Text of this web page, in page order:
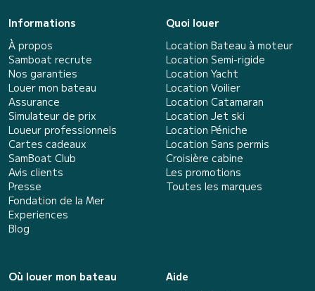
Informations
À propos
Samboat recrute
Nos garanties
Louer mon bateau
Assurance
Simulateur de prix
Loueur professionnels
Cartes cadeaux
SamBoat Club
Avis clients
Presse
Fondation de la Mer
Experiences
Blog
Quoi louer
Location Bateau à moteur
Location Semi-rigide
Location Yacht
Location Voilier
Location Catamaran
Location Jet ski
Location Péniche
Location Sans permis
Croisière cabine
Les promotions
Toutes les marques
Où louer mon bateau
Aide